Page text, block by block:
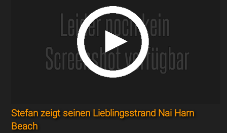
Stefan zeigt seinen Lieblingsstrand Nai Harn
Beach